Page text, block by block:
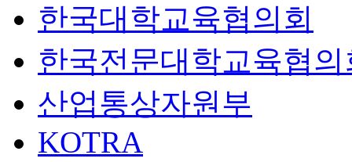
한국대학교육협의회
한국전문대학교육협의
산업통상자원부
KOTRA